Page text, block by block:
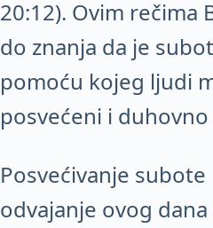
20:12). Ovim rečima
do znanja da je
pomoću kojeg ljudi
posvećeni i
Posvećivanje
odvajanje ovog